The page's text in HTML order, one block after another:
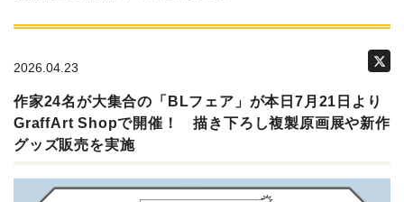
2026.04.23
作家24名が大集合の「BLフェア」が本日7月21日より
GraffArt Shopで開催！ 描き下ろし複製原画展や新作
グッズ販売を実施